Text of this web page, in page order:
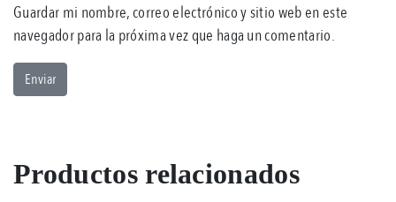
Guardar mi nombre, correo electrónico y sitio web en este
navegador para la próxima vez que haga un comentario.
Productos relacionados